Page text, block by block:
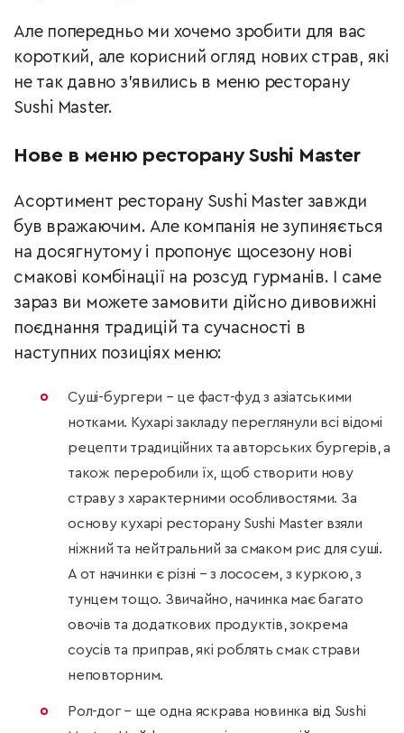
Але попередньо ми хочемо зробити для вас
короткий, але корисний огляд нових страв, які
не так давно з’явились в меню ресторану
Sushi Master.
Нове в меню ресторану Sushi Master
Асортимент ресторану Sushi Master завжди
був вражаючим. Але компанія не зупиняється
на досягнутому і пропонує щосезону нові
смакові комбінації на розсуд гурманів. І саме
зараз ви можете замовити дійсно дивовижні
поєднання традицій та сучасності в
наступних позиціях меню:
Суші-бургери – це фаст-фуд з азіатськими
нотками. Кухарі закладу переглянули всі відомі
рецепти традиційних та авторських бургерів, а
також переробили їх, щоб створити нову
страву з характерними особливостями. За
основу кухарі ресторану Sushi Master взяли
ніжний та нейтральний за смаком рис для суші.
А от начинки є різні – з лососем, з куркою, з
тунцем тощо. Звичайно, начинка має багато
овочів та додаткових продуктів, зокрема
соусів та приправ, які роблять смак страви
неповторним.
Рол-дог – ще одна яскрава новинка від Sushi